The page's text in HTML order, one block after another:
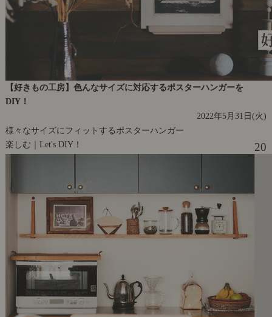
【好きもの工房】色んなサイズに対応するポスターハンガーを
DIY！
2022年5月31日(火)
様々なサイズにフィットするポスターハンガー
楽しむ｜Let's DIY！
20